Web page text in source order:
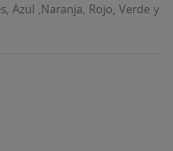
Azul ,Naranja, Rojo, Verde y